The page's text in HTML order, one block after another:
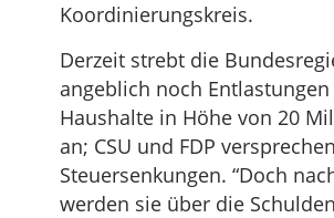
Koordinierungskreis.
Derzeit strebt die
angeblich noch
Haushalte in Höhe von 20
an; CSU und FDP
Steuersenkungen. “Doch
werden sie über die